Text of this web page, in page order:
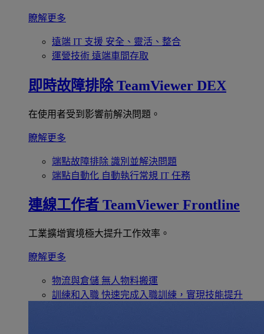
瞭解更多
遠端 IT 支援 安全、靈活、整合
運營技術 遠端車間存取
即時故障排除 TeamViewer DEX
在使用者受到影響前解決問題。
瞭解更多
端點故障排除 識別並解決問題
端點自動化 自動執行常規 IT 任務
連線工作者 TeamViewer Frontline
工業擴增實境極大提升工作效率。
瞭解更多
物流與倉儲 無人物料搬運
訓練和入職 快速完成入職訓練，實現技能提升